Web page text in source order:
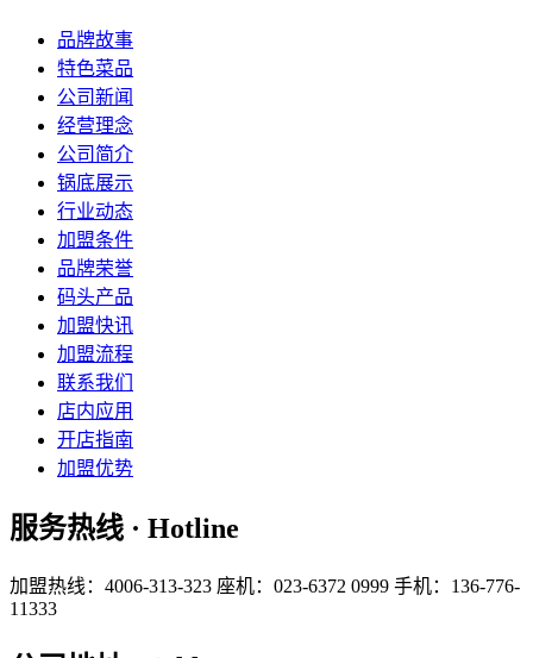
品牌故事
特色菜品
公司新闻
经营理念
公司简介
锅底展示
行业动态
加盟条件
品牌荣誉
码头产品
加盟快讯
加盟流程
联系我们
店内应用
开店指南
加盟优势
服务热线 · Hotline
加盟热线：4006-313-323 座机：023-6372 0999 手机：136-776-
11333